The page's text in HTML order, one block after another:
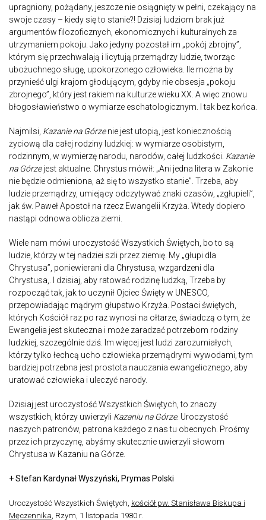
upragniony, pożądany, jeszcze nie osiągnięty w pełni, czekający na
swoje czasy – kiedy się to stanie?! Dzisiaj ludziom brak już
argumentów filozoficznych, ekonomicznych i kulturalnych za
utrzymaniem pokoju. Jako jedyny pozostał im „pokój zbrojny”,
którym się przechwalają i licytują przemądrzy ludzie, tworząc
ubożuchnego sługę, upokorzonego człowieka. Ile można by
przynieść ulgi krajom głodującym, gdyby nie obsesja „pokoju
zbrojnego”, który jest rakiem na kulturze wieku XX. A więc znowu
błogosławieństwo o wymiarze eschatologicznym. I tak bez końca.
Najmilsi, Kazanie na Górzenie jest utopią, jest koniecznością
życiową dla całej rodziny ludzkiej: w wymiarze osobistym,
rodzinnym, w wymierzę narodu, narodów, całej ludzkości. Kazanie
na Górzejest aktualne. Chrystus mówił: „Ani jedna litera w Zakonie
nie będzie odmieniona, aż się to wszystko stanie”. Trzeba, aby
ludzie przemądrzy, umiejący odczytywać znaki czasów, „zgłupieli”,
jak św. Paweł Apostoł na rzecz Ewangelii Krzyża. Wtedy dopiero
nastąpi odnowa oblicza ziemi.
Wiele nam mówi uroczystość Wszystkich Świętych, bo to są
ludzie, którzy w tej nadziei szli przez ziemię. My „głupi dla
Chrystusa”, poniewierani dla Chrystusa, wzgardzeni dla
Chrystusa,. I dzisiaj, aby ratować rodzinę ludzką, Trzeba by
rozpocząć tak, jak to uczynił Ojciec Święty w UNESCO,
przepowiadając mądrym głupstwo Krzyża. Postaci świętych,
których Kościół raz po raz wynosi na ołtarze, świadczą o tym, że
Ewangelia jest skuteczna i może zaradzać potrzebom rodziny
ludzkiej, szczególnie dziś. Im więcej jest ludzi zarozumiałych,
którzy tylko łechcą ucho człowieka przemądrymi wywodami, tym
bardziej potrzebna jest prostota nauczania ewangelicznego, aby
uratować człowieka i uleczyć narody.
Dzisiaj jest uroczystość Wszystkich Świętych, to znaczy
wszystkich, którzy uwierzyli Kazaniu na Górze. Uroczystość
naszych patronów, patrona każdego z nas tu obecnych. Prośmy
przez ich przyczynę, abyśmy skutecznie uwierzyli słowom
Chrystusa w Kazaniu na Górze.
+ Stefan Kardynał Wyszyński, Prymas Polski
Uroczystość Wszystkich Świętych, kościół pw. Stanisława Biskupa i
Męczennika , Rzym, 1 listopada 1980 r.